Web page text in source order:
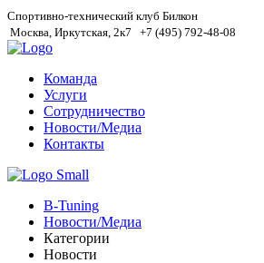
Спортивно-технический клуб Билкон
Москва, Иркутская, 2к7
+7 (495) 792-48-08
Команда
Услуги
Сотрудничество
Новости/Медиа
Контакты
B-Tuning
Новости/Медиа
Категории
Новости